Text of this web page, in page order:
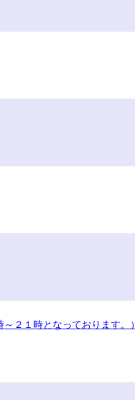
２１時となっております。）